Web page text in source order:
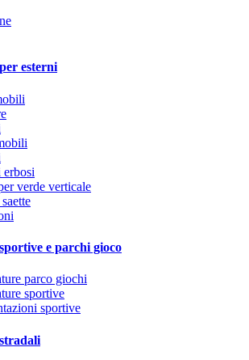
esterni
verde verticale
e parchi gioco
parco giochi
sportive
sportive